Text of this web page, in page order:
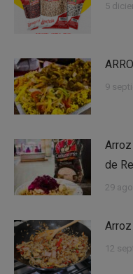
5
9
de
29
Arroz
12